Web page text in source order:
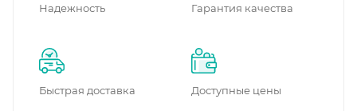
Надежность Гарантия качества
Быстрая доставка Доступные цены